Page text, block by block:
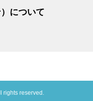
について
rights reserved.